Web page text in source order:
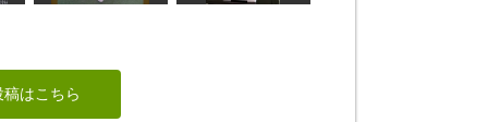
ンはこちら